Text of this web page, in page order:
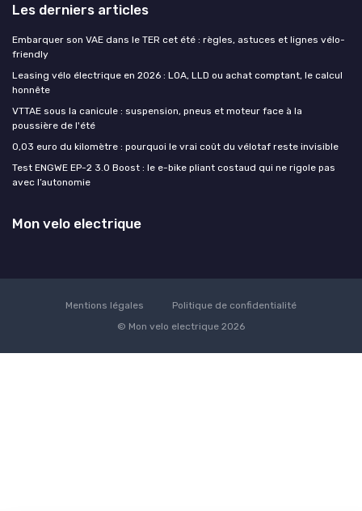
Les derniers articles
Embarquer son VAE dans le TER cet été : règles, astuces et lignes vélo-
friendly
Leasing vélo électrique en 2026 : LOA, LLD ou achat comptant, le calcul
honnête
VTTAE sous la canicule : suspension, pneus et moteur face à la
poussière de l'été
0,03 euro du kilomètre : pourquoi le vrai coût du vélotaf reste invisible
Test ENGWE EP-2 3.0 Boost : le e-bike pliant costaud qui ne rigole pas
avec l’autonomie
Mon velo electrique
Mentions légales
Politique de confidentialité
© Mon velo electrique 2026